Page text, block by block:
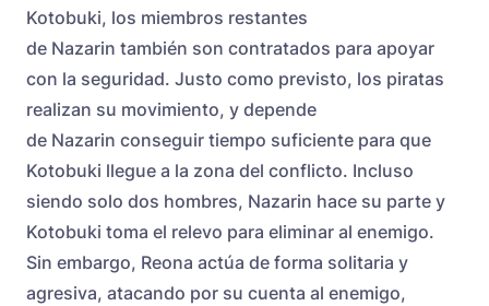
Kotobuki, los miembros restantes
de Nazarin también son contratados para apoyar
con la seguridad. Justo como previsto, los piratas
realizan su movimiento, y depende
de Nazarin conseguir tiempo suficiente para que
Kotobuki llegue a la zona del conflicto. Incluso
siendo solo dos hombres, Nazarin hace su parte y
Kotobuki toma el relevo para eliminar al enemigo.
Sin embargo, Reona actúa de forma solitaria y
agresiva, atacando por su cuenta al enemigo,